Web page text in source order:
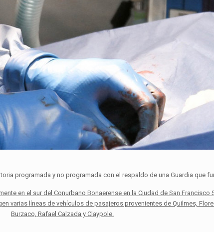
programada y no programada con el respaldo de una Guardia que
en el sur del Conurbano Bonaerense en la Ciudad de San
varias líneas de vehículos de pasajeros provenientes de Quilmes,
Burzaco, Rafael Calzada y Claypole.